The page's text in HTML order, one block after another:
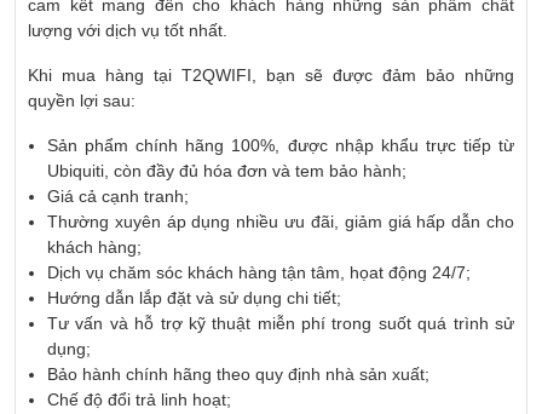
cam kết mang đến cho khách hàng những sản phẩm chất
lượng với dịch vụ tốt nhất.
Khi mua hàng tại T2QWIFI, bạn sẽ được đảm bảo những
quyền lợi sau:
Sản phẩm chính hãng 100%, được nhập khẩu trực tiếp từ
Ubiquiti, còn đầy đủ hóa đơn và tem bảo hành;
Giá cả cạnh tranh;
Thường xuyên áp dụng nhiều ưu đãi, giảm giá hấp dẫn cho
khách hàng;
Dịch vụ chăm sóc khách hàng tận tâm, họat động 24/7;
Hướng dẫn lắp đặt và sử dụng chi tiết;
Tư vấn và hỗ trợ kỹ thuật miễn phí trong suốt quá trình sử
dụng;
Bảo hành chính hãng theo quy định nhà sản xuất;
Chế độ đổi trả linh hoạt;